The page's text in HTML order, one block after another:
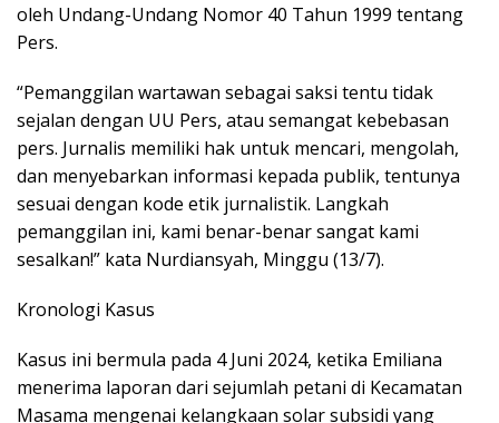
oleh Undang-Undang Nomor 40 Tahun 1999 tentang
Pers.
“Pemanggilan wartawan sebagai saksi tentu tidak
sejalan dengan UU Pers, atau semangat kebebasan
pers. Jurnalis memiliki hak untuk mencari, mengolah,
dan menyebarkan informasi kepada publik, tentunya
sesuai dengan kode etik jurnalistik. Langkah
pemanggilan ini, kami benar-benar sangat kami
sesalkan!” kata Nurdiansyah, Minggu (13/7).
Kronologi Kasus
Kasus ini bermula pada 4 Juni 2024, ketika Emiliana
menerima laporan dari sejumlah petani di Kecamatan
Masama mengenai kelangkaan solar subsidi yang